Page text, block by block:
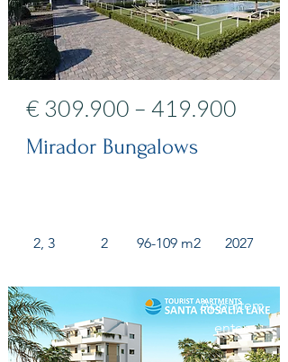
€ 309.900 – 419.900
Mirador Bungalows
2, 3 2 96-109 m2 2027
Appartem
enten